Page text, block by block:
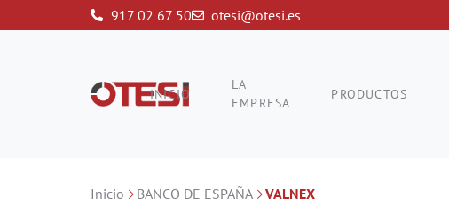
917 02 67 50 otesi@otesi.es
INICIO
LA
EMPRESA
PRODUCTOS
Inicio BANCO DE ESPAÑA VALNEX